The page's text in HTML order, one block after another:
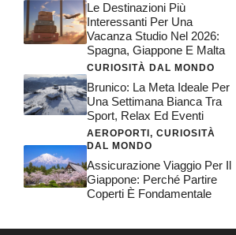
Le Destinazioni Più
Interessanti Per Una
Vacanza Studio Nel 2026:
Spagna, Giappone E Malta
CURIOSITÀ DAL MONDO
Brunico: La Meta Ideale Per
Una Settimana Bianca Tra
Sport, Relax Ed Eventi
AEROPORTI , CURIOSITÀ
DAL MONDO
Assicurazione Viaggio Per Il
Giappone: Perché Partire
Coperti È Fondamentale